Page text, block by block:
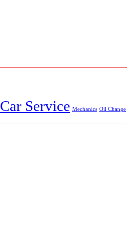
Car Service Mechanics Oil Change